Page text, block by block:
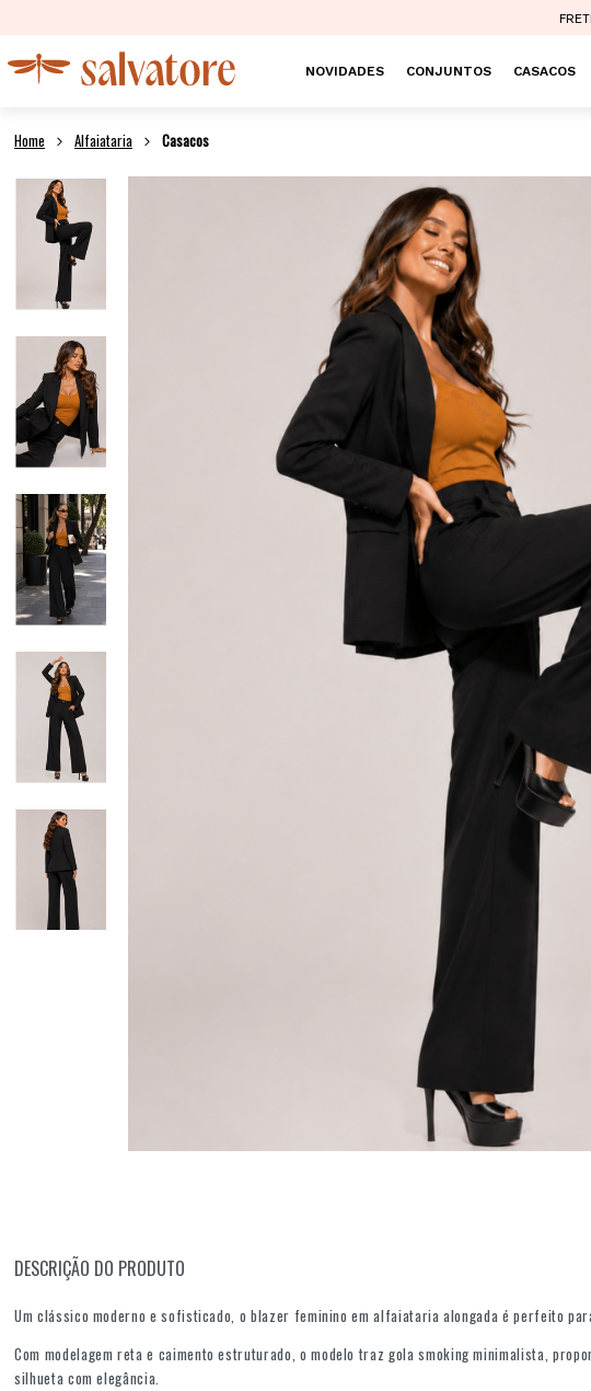
NOVIDADES CONJUNTOS CASACOS
Alfaiataria Casacos
DESCRIÇÃO DO PRODUTO
Um clássico moderno e sofisticado, o blazer feminino em alfaiataria alongada é perfeito
Com modelagem reta e caimento estruturado, o modelo traz gola smoking minimalista,
silhueta com elegância.